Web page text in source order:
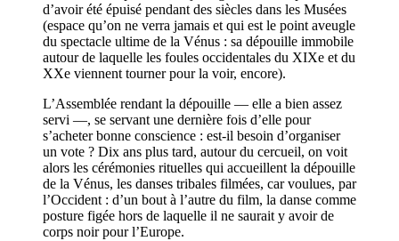
d’avoir été épuisé pendant des siècles dans les Musées
(espace qu’on ne verra jamais et qui est le point aveugle
du spectacle ultime de la Vénus : sa dépouille immobile
autour de laquelle les foules occidentales du XIXe et du
XXe viennent tourner pour la voir, encore).
L’Assemblée rendant la dépouille — elle a bien assez
servi —, se servant une dernière fois d’elle pour
s’acheter bonne conscience : est-il besoin d’organiser
un vote ? Dix ans plus tard, autour du cercueil, on voit
alors les cérémonies rituelles qui accueillent la dépouille
de la Vénus, les danses tribales filmées, car voulues, par
l’Occident : d’un bout à l’autre du film, la danse comme
posture figée hors de laquelle il ne saurait y avoir de
corps noir pour l’Europe.